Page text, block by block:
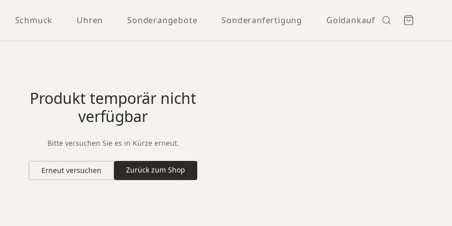
Schmuck Uhren Sonderangebote Sonderanfertigung Goldankauf
Produkt temporär nicht
verfügbar
Bitte versuchen Sie es in Kürze erneut.
Erneut versuchen Zurück zum Shop